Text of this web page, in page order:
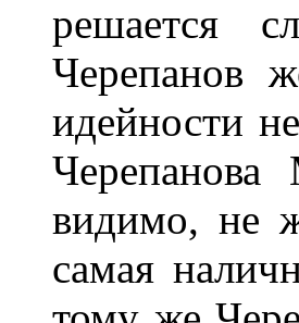
решается
Черепанов
идейности
видимо, не
самая